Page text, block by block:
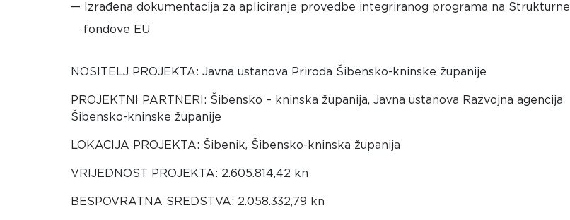
Izrađena dokumentacija za apliciranje provedbe integriranog programa na Strukturne
fondove EU
NOSITELJ PROJEKTA: Javna ustanova Priroda Šibensko-kninske županije
PROJEKTNI PARTNERI: Šibensko – kninska županija, Javna ustanova Razvojna agencija
Šibensko-kninske županije
LOKACIJA PROJEKTA: Šibenik, Šibensko-kninska županija
VRIJEDNOST PROJEKTA: 2.605.814,42 kn
BESPOVRATNA SREDSTVA: 2.058.332,79 kn